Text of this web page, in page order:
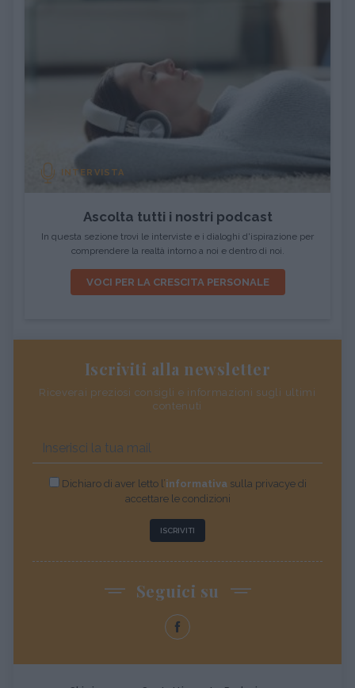
INTERVISTA
Ascolta tutti i nostri podcast
In questa sezione trovi le interviste e i dialoghi d'ispirazione per
comprendere la realtà intorno a noi e dentro di noi.
VOCI PER LA CRESCITA PERSONALE
Iscriviti alla newsletter
Riceverai preziosi consigli e informazioni sugli ultimi
contenuti
Dichiaro di aver letto l’informativasulla privacye di
accettare le condizioni
ISCRIVITI
Seguici su